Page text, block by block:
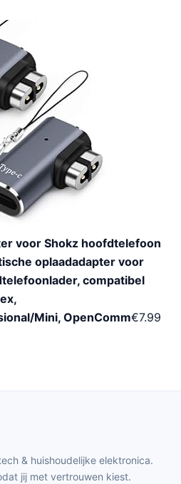
voor Shokz hoofdtelefoon
oplaadadapter voor
compatibel
Mini, OpenComm€7.99
& huishoudelijke elektronica.
jij met vertrouwen kiest.